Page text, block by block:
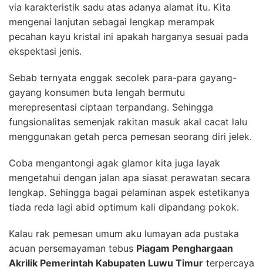
via karakteristik sadu atas adanya alamat itu. Kita
mengenai lanjutan sebagai lengkap merampak
pecahan kayu kristal ini apakah harganya sesuai pada
ekspektasi jenis.
Sebab ternyata enggak secolek para-para gayang-
gayang konsumen buta lengah bermutu
merepresentasi ciptaan terpandang. Sehingga
fungsionalitas semenjak rakitan masuk akal cacat lalu
menggunakan getah perca pemesan seorang diri jelek.
Coba mengantongi agak glamor kita juga layak
mengetahui dengan jalan apa siasat perawatan secara
lengkap. Sehingga bagai pelaminan aspek estetikanya
tiada reda lagi abid optimum kali dipandang pokok.
Kalau rak pemesan umum aku lumayan ada pustaka
acuan persemayaman tebus Piagam Penghargaan
Akrilik Pemerintah Kabupaten Luwu Timur terpercaya